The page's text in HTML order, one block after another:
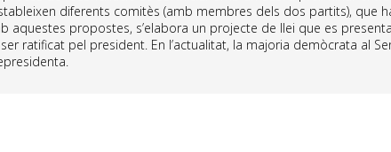
diferents comitès (amb membres dels dos partits),
aquestes propostes, s’elabora un projecte de llei que es
ratificat pel president. En l’actualitat, la majoria demòcrata al